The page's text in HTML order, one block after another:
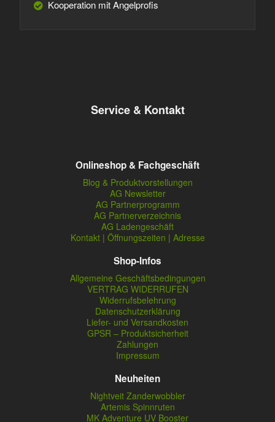
Kooperation mit Angelprofis
Service & Kontakt
Onlineshop & Fachgeschäft
Blog & Produktvorstellungen
AG Newsletter
AG Partnerprogramm
AG Partnerverzeichnis
AG Ladengeschäft
Kontakt | Öffnungszeiten | Adresse
Shop-Infos
Allgemeine Geschäftsbedingungen
VERTRAG WIDERRUFEN
Widerrufsbelehrung
Datenschutzerklärung
Liefer- und Versandkosten
GPSR – Produktsicherheit
Zahlungen
Impressum
Neuheiten
Nightveit Zanderwobbler
Artemis Spinnruten
MK Adventure UV Booster